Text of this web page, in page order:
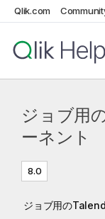
Qlik.com
ジョブ用
ーネント
8.0
ジョブ用の